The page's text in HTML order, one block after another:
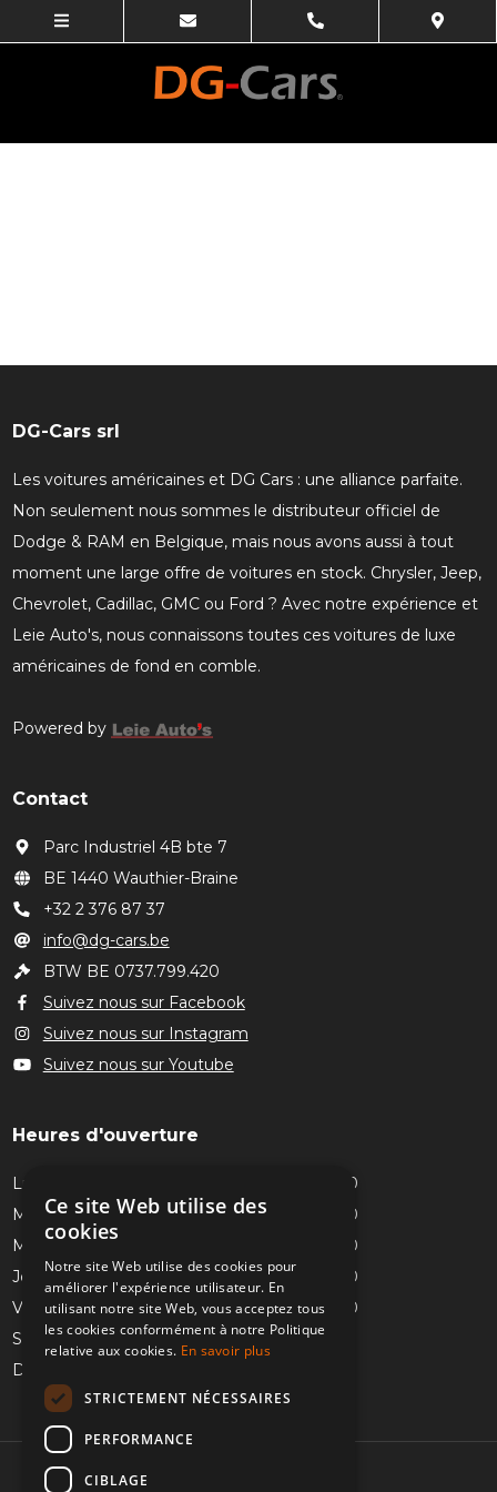
DG-Cars srl
Les voitures américaines et DG Cars : une alliance parfaite.
Non seulement nous sommes le distributeur officiel de
Dodge & RAM en Belgique, mais nous avons aussi à tout
moment une large offre de voitures en stock. Chrysler, Jeep,
Chevrolet, Cadillac, GMC ou Ford ? Avec notre expérience et
Leie Auto's, nous connaissons toutes ces voitures de luxe
américaines de fond en comble.
Powered by
Contact
Parc Industriel 4B bte 7
BE 1440 Wauthier-Braine
+32 2 376 87 37
info@dg-cars.be
BTW BE 0737.799.420
Suivez nous sur Facebook
Suivez nous sur Instagram
Suivez nous sur Youtube
Heures d'ouverture
Lundi
09:00 - 12:30 & 14:00 - 18:00
Mardi
09:00 - 12:30 & 14:00 - 18:00
Mercredi
09:00 - 12:30 & 14:00 - 18:00
Jeudi
09:00 - 12:30 & 14:00 - 18:00
Vendredi
09:00 - 12:30 & 14:00 - 18:00
Samedi
09:00 - 13:00
Dimanche
Ce site Web utilise des
cookies
Notre site Web utilise des cookies pour
améliorer l'expérience utilisateur. En
utilisant notre site Web, vous acceptez tous
les cookies conformément à notre Politique
relative aux cookies. En savoir plus
STRICTEMENT NÉCESSAIRES
PERFORMANCE
CIBLAGE